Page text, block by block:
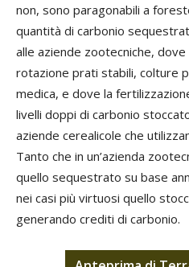
non, sono paragonabili a
quantità di carbonio
alle aziende zootecniche,
rotazione prati stabili, colture
medica, e dove la
livelli doppi di carbonio
aziende cerealicole che
Tanto che in un’azienda
quello sequestrato su base
nei casi più virtuosi quello
generando crediti di carbonio.